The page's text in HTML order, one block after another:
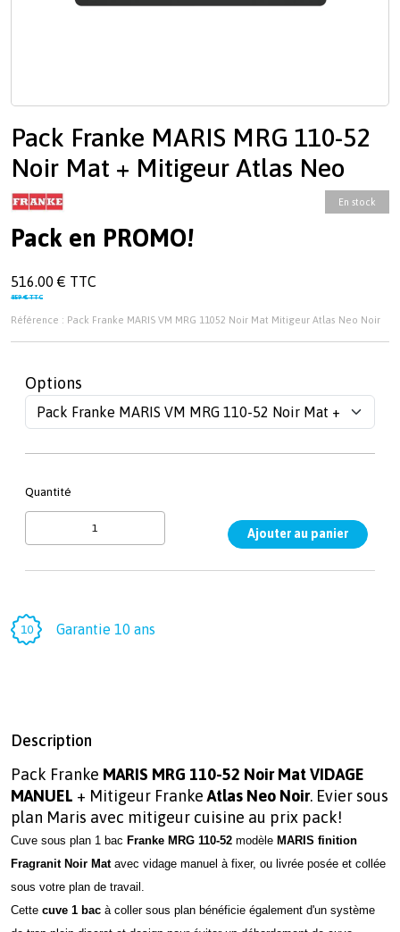
Pack Franke MARIS MRG 110-52
Noir Mat + Mitigeur Atlas Neo
En stock
Pack en PROMO!
516.00 € TTC
859 € TTC
Référence : Pack Franke MARIS VM MRG 11052 Noir Mat Mitigeur Atlas Neo Noir
Options
Quantité
Garantie 10 ans
Description
Pack Franke MARIS MRG 110-52 Noir MatVIDAGE
MANUEL + Mitigeur FrankeAtlas Neo Noir. Evier sous
plan Maris avec mitigeur cuisine au prix pack!
Cuve sous plan 1 bac Franke MRG 110-52 modèle MARIS finition
Fragranit Noir Matavec vidage manuel à fixer, ou livrée posée et collée
sous votre plan de travail.
Cette cuve 1 bac à coller sous plan bénéficie également d'un système